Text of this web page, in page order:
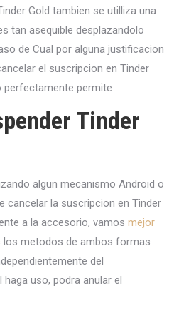
Gold tambien se utilliza una
tan asequible desplazandolo
de Cual por alguna justificacion
el suscripcion en Tinder
perfectamente permite
Tinder
algun mecanismo Android o
cancelar la suscripcion en Tinder
a la accesorio, vamos mejor
los metodos de ambos formas
del
uso, podra anular el